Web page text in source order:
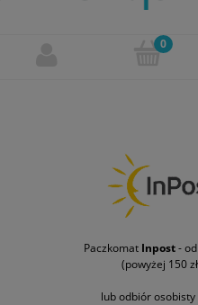
Paczkomat Inpost-
(powyżej 150
lub odbiór